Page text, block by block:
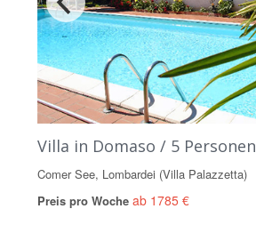
Villa in Domaso / 5 Personen
Comer See, Lombardei (Villa Palazzetta)
Preis pro Woche ab 1785 €